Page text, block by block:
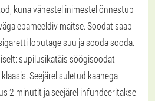
kuna vähestel inimestel õnnestub
ebameeldiv maitse. Soodat saab
loputage suu ja sooda sooda.
supilusikatäis söögisoodat
Seejärel suletud kaanega
2 minutit ja seejärel infundeeritakse